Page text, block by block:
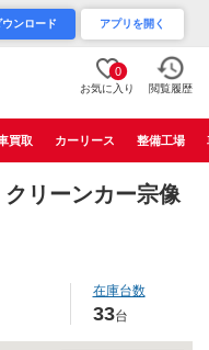
ウンロード アプリを開く
0
お気に入り 閲覧履歴
買取 カーリース 整備工場
リーンカー宗像
在庫台数
33台